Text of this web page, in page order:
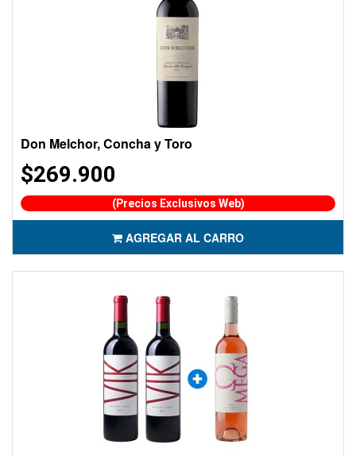
Don Melchor, Concha y Toro
$269.900
(Precios Exclusivos Web)
AGREGAR AL CARRO